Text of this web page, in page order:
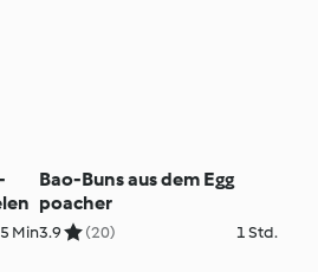
Min
Bao-Buns aus dem Egg
poacher
3.9 (20) 1 Std.